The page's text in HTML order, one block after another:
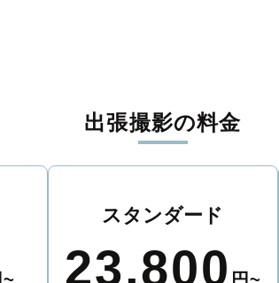
出張撮影の料金
~
スタンダード
23,800 円~